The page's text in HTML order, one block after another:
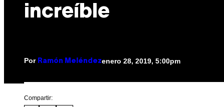
increíble
Por Ramón Meléndezenero 28, 2019, 5:00pm
Compartir: